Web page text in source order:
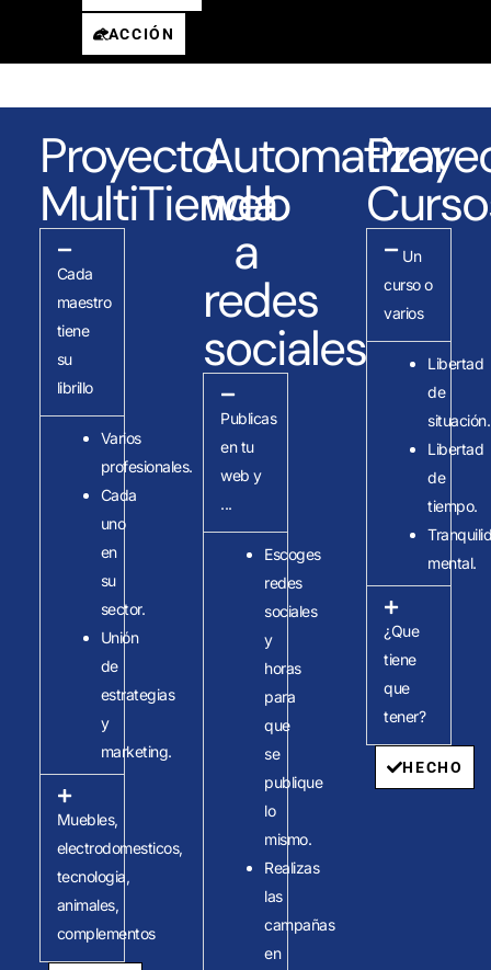
ACCIÓN
Proyecto
MultiTienda
Cada
maestro
tiene
su
librillo
Varios
profesionales.
Cada
uno
en
su
sector.
Unión
de
estrategias
y
marketing.
Muebles,
electrodomesticos,
tecnologia,
animales,
complementos
Automatizar
web
a
redes
sociales
Publicas
en tu
web y
...
Escoges
redes
sociales
y
horas
para
que
se
publique
lo
mismo.
Realizas
las
campañas
en
Un
curso o
varios
Libertad
de
situación.
Libertad
de
tiempo.
mental.
¿Que
tiene
que
tener?
HECHO